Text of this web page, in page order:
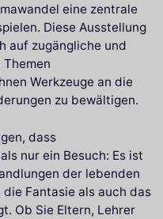
eine zentrale
Diese Ausstellung
auf zugängliche und
Werkzeuge an die
zu bewältigen.
dass
nur ein Besuch: Es ist
der lebenden
Fantasie als auch das
Ob Sie Eltern, Lehrer